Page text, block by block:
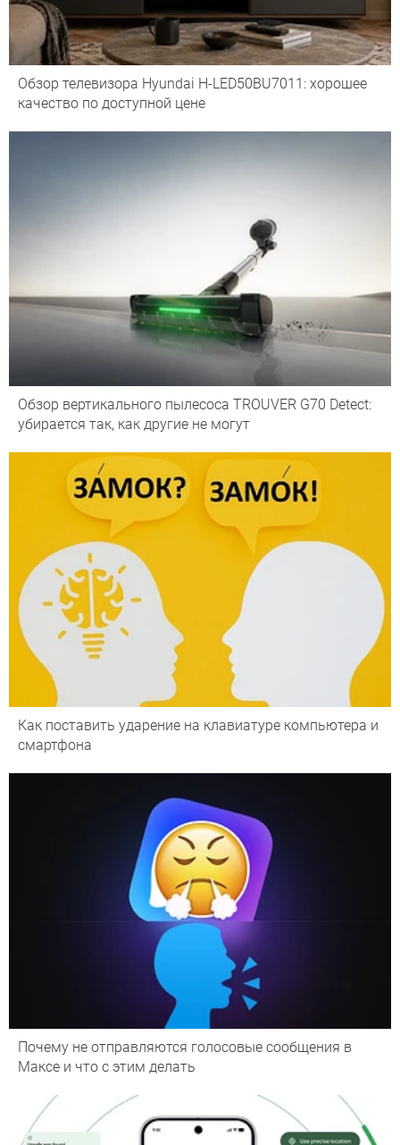
Обзор телевизора Hyundai H-LED50BU7011: хорошее
качество по доступной цене
Обзор вертикального пылесоса TROUVER G70 Detect:
убирается так, как другие не могут
Как поставить ударение на клавиатуре компьютера и
смартфона
Почему не отправляются голосовые сообщения в
Максе и что с этим делать